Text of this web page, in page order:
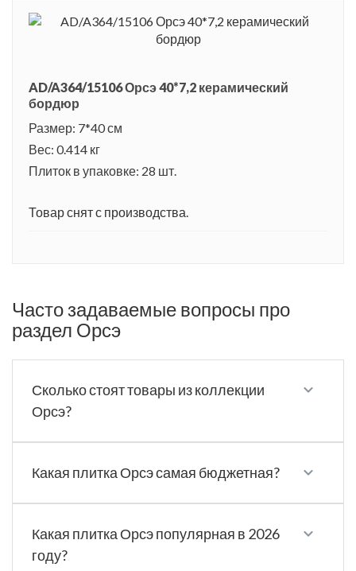
AD/A364/15106 Орсэ 40*7,2 керамический
бордюр
Размер: 7*40 см
Вес: 0.414 кг
Плиток в упаковке: 28 шт.
Товар снят с производства.
Часто задаваемые вопросы про
раздел Орсэ
Сколько стоят товары из коллекции
Орсэ?
Какая плитка Орсэ самая бюджетная?
Какая плитка Орсэ популярная в 2026
году?